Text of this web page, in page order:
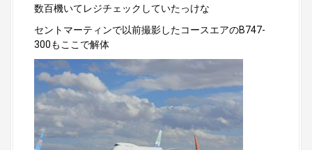
数百機いてレジチェックしていたっけな
セントマーティンで以前撮影したコースエアのB747-
300もここで解体